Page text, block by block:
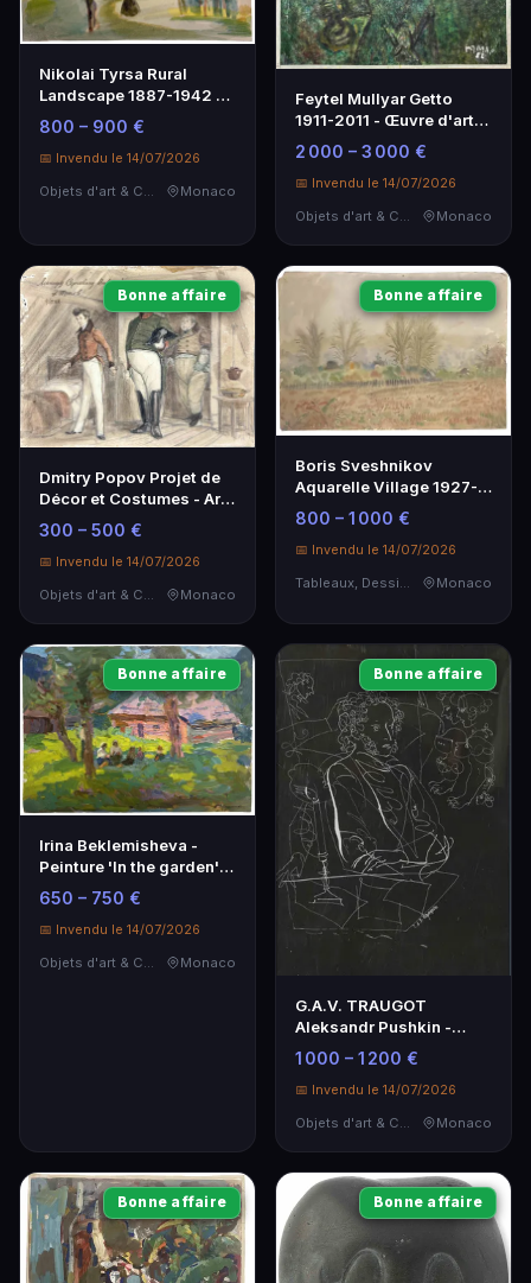
Nikolai Tyrsa Rural
Landscape 1887-1942 -
Œuvre d'art
800 – 900 €
📅 Invendu le 14/07/2026
Objets d'art & Curiosités
Monaco
Feytel Mullyar Getto
1911-2011 - Œuvre d'art
signée
2 000 – 3 000 €
📅 Invendu le 14/07/2026
Objets d'art & Curiosités
Monaco
Bonne affaire
Dmitry Popov Projet de
Décor et Costumes - Art
Russe
300 – 500 €
📅 Invendu le 14/07/2026
Objets d'art & Curiosités
Monaco
Bonne affaire
Boris Sveshnikov
Aquarelle Village 1927-
1998
800 – 1 000 €
📅 Invendu le 14/07/2026
Tableaux, Dessins & Estampes
Monaco
Bonne affaire
Irina Beklemisheva -
Peinture 'In the garden'
Signée (1903–1988)
650 – 750 €
📅 Invendu le 14/07/2026
Objets d'art & Curiosités
Monaco
Bonne affaire
G.A.V. TRAUGOT
Aleksandr Pushkin -
Œuvre d'art signée
1 000 – 1 200 €
📅 Invendu le 14/07/2026
Objets d'art & Curiosités
Monaco
Bonne affaire Bonne affaire